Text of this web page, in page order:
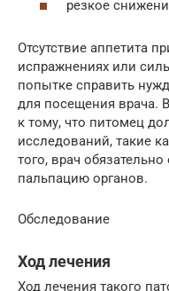
резкое
Отсутствие аппетита
испражнениях или
попытке справить
для посещения врача.
к тому, что питомец
исследований, такие
того, врач
пальпацию органов.
Обследование
Ход лечения
Ход лечения такого